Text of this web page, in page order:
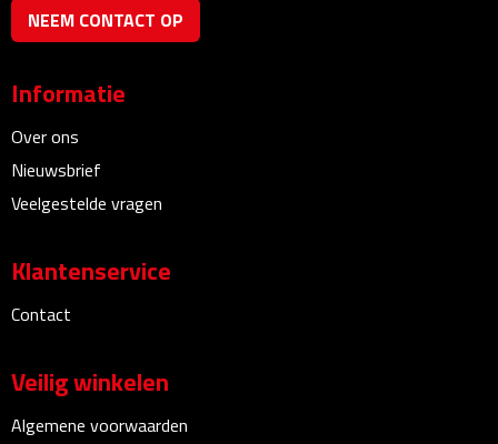
Bureauklokken
Bureaulampen
Bureau onderleggers
Bureau organizers
NEEM CONTACT OP
Informatie
Over ons
Nieuwsbrief
Veelgestelde vragen
Klantenservice
Contact
Veilig winkelen
Algemene voorwaarden